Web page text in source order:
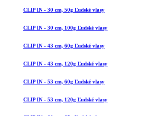
CLIP IN - 30 cm, 50g Ľudské vlasy
CLIP IN - 30 cm, 100g Ľudské vlasy
CLIP IN - 43 cm, 60g Ľudské vlasy
CLIP IN - 43 cm, 120g Ľudské vlasy
CLIP IN - 53 cm, 60g Ľudské vlasy
CLIP IN - 53 cm, 120g Ľudské vlasy